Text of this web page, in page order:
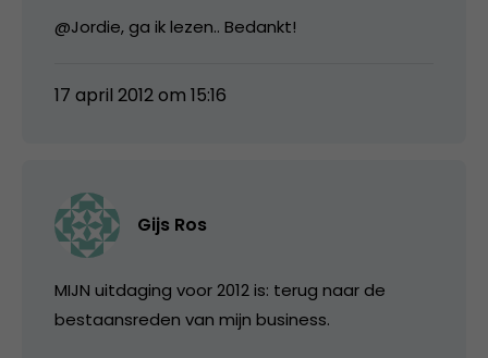
@Jordie, ga ik lezen.. Bedankt!
17 april 2012 om 15:16
Gijs Ros
MIJN uitdaging voor 2012 is: terug naar de
bestaansreden van mijn business.